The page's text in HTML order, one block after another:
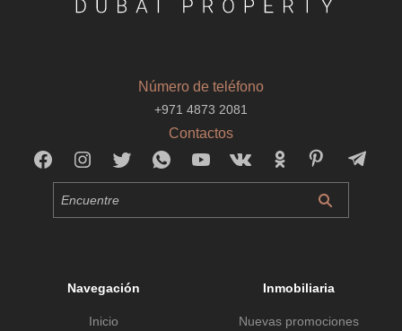
Número de teléfono
+971 4873 2081
Contactos
Navegación
Inicio
Inmobiliaria
Nuevas promociones